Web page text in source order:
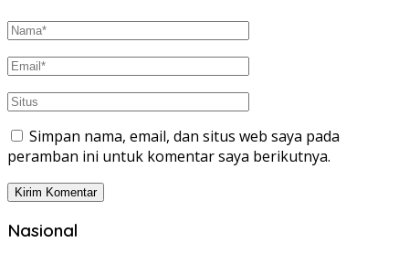
Simpan nama, email, dan situs web saya pada
peramban ini untuk komentar saya berikutnya.
Nasional